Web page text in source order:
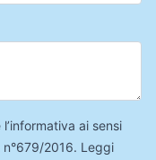
ai sensi
n°679/2016. Leggi